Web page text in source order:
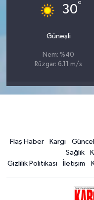
30°
Güneşli
Nem: %40
Rüzgar: 6.11 m/s
Flaş Haber Kargı Güncel
Sağlık
Gizlilik Politikası
İletişim